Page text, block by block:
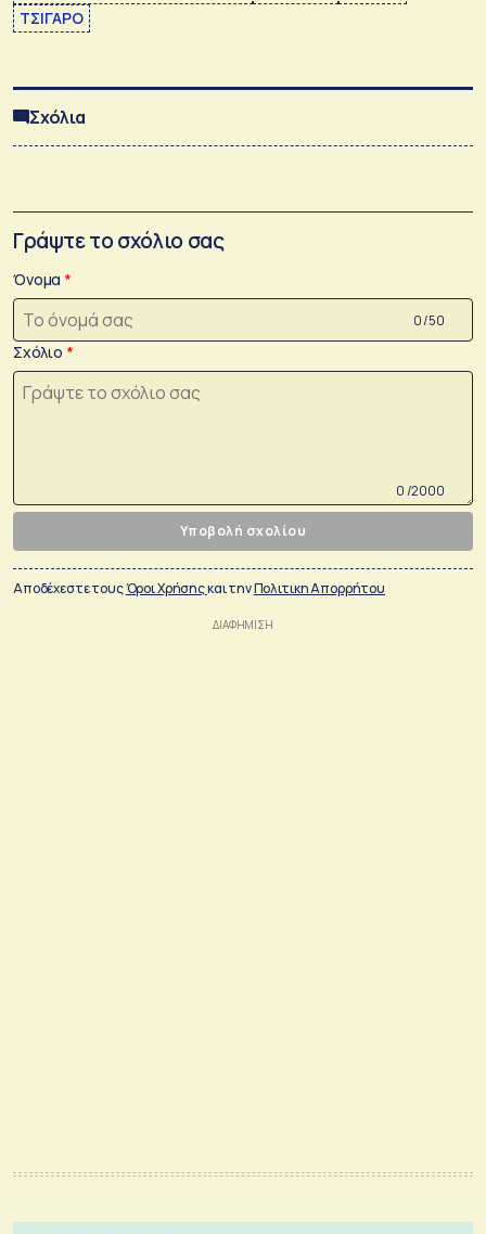
ΤΣΙΓΑΡΟ
Σχόλια
Γράψτε το σχόλιο σας
Όνομα
0 /50
Σχόλιο
0 /2000
Υποβολή σχολίου
Αποδέχεστε τουςΌροι Χρήσηςκαι τηνΠολιτικη Απορρήτου